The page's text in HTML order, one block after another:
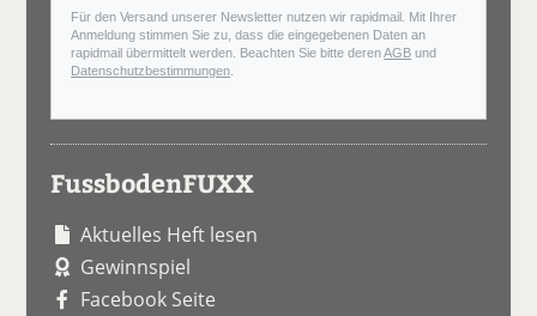
Für den Versand unserer Newsletter nutzen wir rapidmail. Mit Ihrer
Anmeldung stimmen Sie zu, dass die eingegebenen Daten an
rapidmail übermittelt werden. Beachten Sie bitte derenAGB und
Datenschutzbestimmungen
FussbodenFUXX
Aktuelles Heft lesen
Gewinnspiel
Facebook Seite